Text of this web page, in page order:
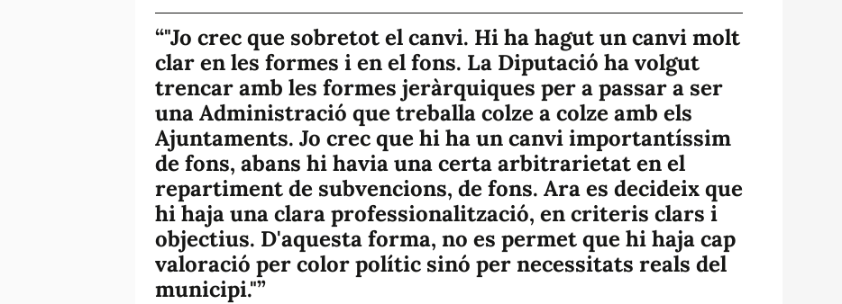
"Jo crec que sobretot el canvi. Hi ha hagut un canvi molt
clar en les formes i en el fons. La Diputació ha volgut
trencar amb les formes jeràrquiques per a passar a ser
una Administració que treballa colze a colze amb els
Ajuntaments. Jo crec que hi ha un canvi importantíssim
de fons, abans hi havia una certa arbitrarietat en el
repartiment de subvencions, de fons. Ara es decideix que
hi haja una clara professionalització, en criteris clars i
objectius. D'aquesta forma, no es permet que hi haja cap
valoració per color polític sinó per necessitats reals del
municipi."